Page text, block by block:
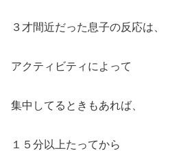
３才間近だった息子の反応は、
アクティビティによって
集中してるときもあれば、
１５分以上たってから